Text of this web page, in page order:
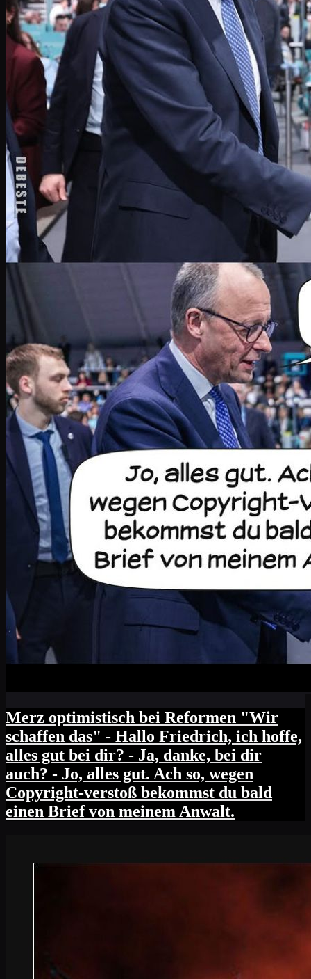
Merz optimistisch bei Reformen "Wir
schaffen das" - Hallo Friedrich, ich hoffe,
alles gut bei dir? - Ja, danke, bei dir
auch? - Jo, alles gut. Ach so, wegen
Copyright-verstoß bekommst du bald
einen Brief von meinem Anwalt.